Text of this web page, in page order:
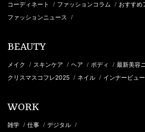
コーディネート / ファッションコラム / おすすめ
ファッションニュース /
BEAUTY
メイク / スキンケア / ヘア / ボディ / 最新美容
クリスマスコフレ2025 / ネイル / インナービュ
WORK
雑学 / 仕事 / デジタル /